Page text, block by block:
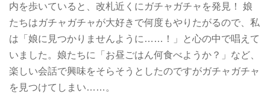
内を歩いていると、改札近くにガチャガチャを発見！ 娘
たちはガチャガチャが大好きで何度もやりたがるので、私
は「娘に見つかりませんように……！」と心の中で唱えて
いました。娘たちに「お昼ごはん何食べようか？」など、
楽しい会話で興味をそらそうとしたのですがガチャガチャ
を見つけてしまい……。